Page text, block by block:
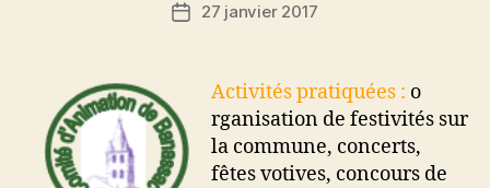
Date27 janvier 2017
Activités pratiquées : o
rganisation de festivités sur
la commune, concerts,
fêtes votives, concours de